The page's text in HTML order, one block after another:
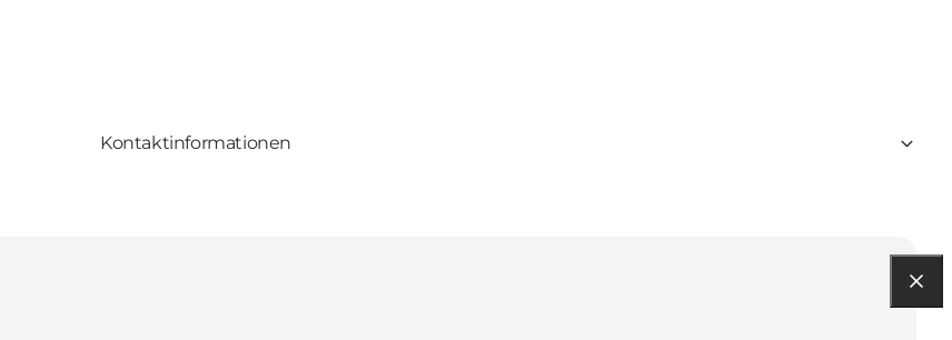
Kontaktinformationen